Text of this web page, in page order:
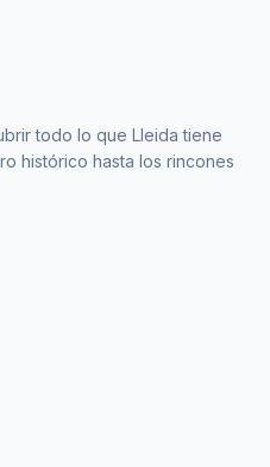
todo lo que Lleida tiene
histórico hasta los rincones